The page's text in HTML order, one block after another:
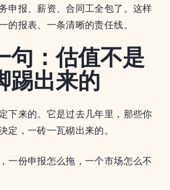
申报、薪资、合同工全包了。这样
的报表、一条清晰的责任线。
句：估值不是
踢出来的
下来的。它是过去几年里，那些你
定，一砖一瓦砌出来的。
一份申报怎么拖，一个市场怎么不